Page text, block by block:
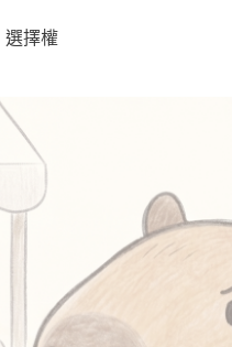
選擇權